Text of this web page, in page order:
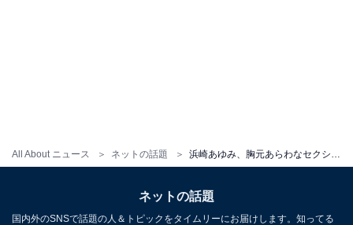
All About ニュース ネットの話題
ネットの話題
国内外のSNSで話題の人＆トピックをタイムリーにお届けします。知ってる